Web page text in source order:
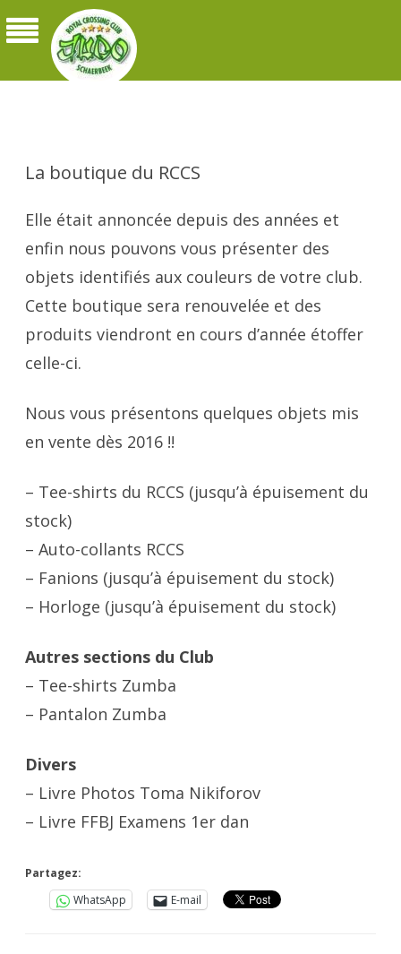
La boutique du RCCS
Elle était annoncée depuis des années et
enfin nous pouvons vous présenter des
objets identifiés aux couleurs de votre club.
Cette boutique sera renouvelée et des
produits viendront en cours d’année étoffer
celle-ci.
Nous vous présentons quelques objets mis
en vente dès 2016 !!
– Tee-shirts du RCCS (jusqu’à épuisement du
stock)
– Auto-collants RCCS
– Fanions (jusqu’à épuisement du stock)
– Horloge (jusqu’à épuisement du stock)
Autres sections du Club
– Tee-shirts Zumba
– Pantalon Zumba
Divers
– Livre Photos Toma Nikiforov
– Livre FFBJ Examens 1er dan
Partagez:
WhatsApp
E-mail